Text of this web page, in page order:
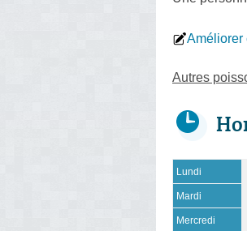
Améliorer
Autres
Lundi
Mardi
Mercredi